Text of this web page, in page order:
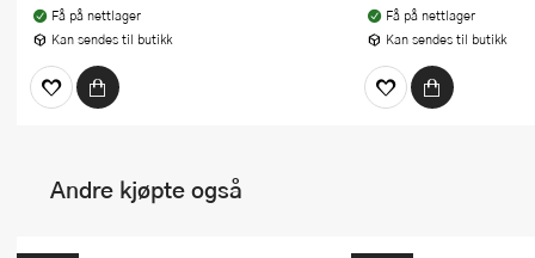
Få på nettlager
Kan sendes til butikk
Få på nettlager
Kan sendes til butikk
Andre kjøpte også